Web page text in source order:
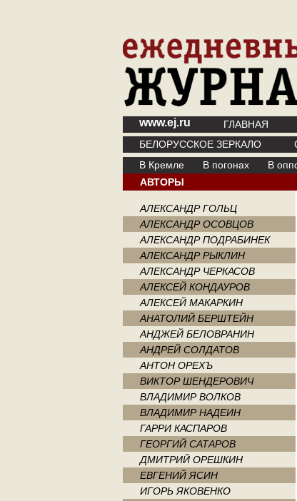
www.ej.ru ГЛАВНАЯ
БЕЛОРУССКОЕ ЗЕРКАЛО
В Кремле
В погонах В
АВТОРЫ
АЛЕКСАНДР ГОЛЬЦ
АЛЕКСАНДР ОСОВЦОВ
АЛЕКСАНДР ПОДРАБИНЕК
АЛЕКСАНДР РЫКЛИН
АЛЕКСАНДР ЧЕРКАСОВ
АЛЕКСЕЙ КОНДАУРОВ
АЛЕКСЕЙ МАКАРКИН
АНАТОЛИЙ БЕРШТЕЙН
АНДЖЕЙ БЕЛОВРАНИН
АНДРЕЙ СОЛДАТОВ
АНТОН ОРЕХЪ
ВИКТОР ШЕНДЕРОВИЧ
ВЛАДИМИР ВОЛКОВ
ВЛАДИМИР НАДЕИН
ГАРРИ КАСПАРОВ
ГЕОРГИЙ САТАРОВ
ДМИТРИЙ ОРЕШКИН
ЕВГЕНИЙ ЯСИН
ИГОРЬ ЯКОВЕНКО